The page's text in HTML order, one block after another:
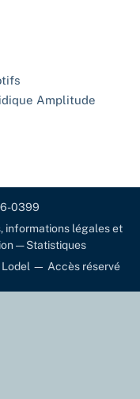
Amplitude
0399
informations légales et
—Statistiques
— Accès réservé